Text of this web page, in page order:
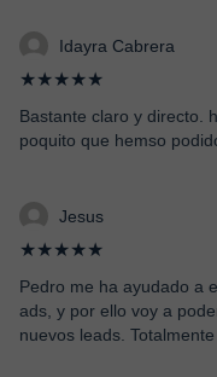
Idayra Cabrera
★★★★★
Bastante claro y directo.
poquito que hemso
Jesus
★★★★★
Pedro me ha ayudado a
ads, y por ello voy a
nuevos leads.